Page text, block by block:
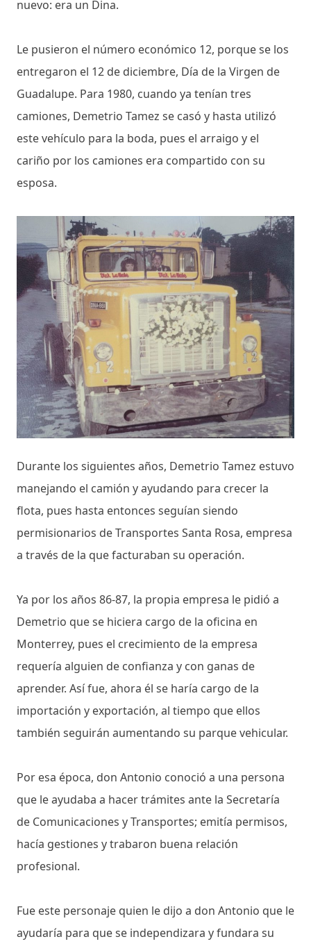
nuevo: era un Dina.
Le pusieron el número económico 12, porque se los
entregaron el 12 de diciembre, Día de la Virgen de
Guadalupe. Para 1980, cuando ya tenían tres
camiones, Demetrio Tamez se casó y hasta utilizó
este vehículo para la boda, pues el arraigo y el
cariño por los camiones era compartido con su
esposa.
Durante los siguientes años, Demetrio Tamez estuvo
manejando el camión y ayudando para crecer la
flota, pues hasta entonces seguían siendo
permisionarios de Transportes Santa Rosa, empresa
a través de la que facturaban su operación.
Ya por los años 86-87, la propia empresa le pidió a
Demetrio que se hiciera cargo de la oficina en
Monterrey, pues el crecimiento de la empresa
requería alguien de confianza y con ganas de
aprender. Así fue, ahora él se haría cargo de la
importación y exportación, al tiempo que ellos
también seguirán aumentando su parque vehicular.
Por esa época, don Antonio conoció a una persona
que le ayudaba a hacer trámites ante la Secretaría
de Comunicaciones y Transportes; emitía permisos,
hacía gestiones y trabaron buena relación
profesional.
Fue este personaje quien le dijo a don Antonio que le
ayudaría para que se independizara y fundara su